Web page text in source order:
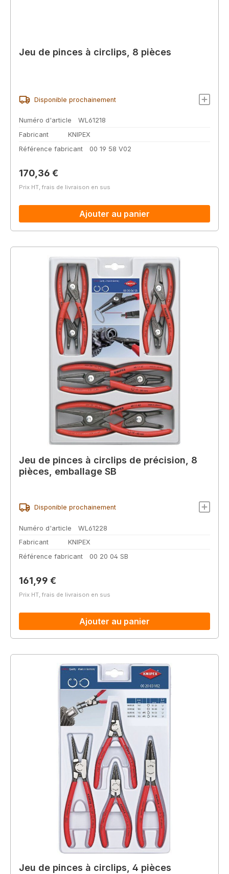
Jeu de pinces à circlips, 8 pièces
Disponible prochainement
Numéro d'article
WL61218
Fabricant
KNIPEX
Référence fabricant
00 19 58 V02
Prix régulier :
170,36 €
Prix HT, frais de livraison en sus
Ajouter au panier
Jeu de pinces à circlips de précision, 8
pièces, emballage SB
Disponible prochainement
Numéro d'article
WL61228
Fabricant
KNIPEX
Référence fabricant
00 20 04 SB
Prix régulier :
161,99 €
Prix HT, frais de livraison en sus
Ajouter au panier
Jeu de pinces à circlips, 4 pièces